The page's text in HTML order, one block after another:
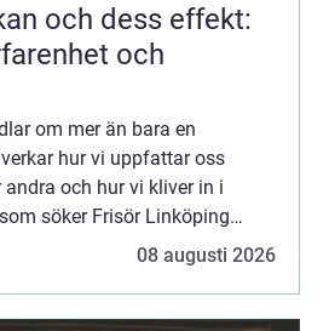
och dess effekt:
och
om mer än bara en
hur vi uppfattar oss
och hur vi kliver in i
söker Frisör Linköping
men skillnaden mellan ett
08 augusti 2026